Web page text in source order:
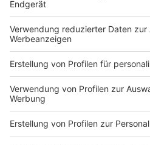
nachhaltige Konzepte, die
sinnvoll miteinander
Strandbad zu einem neuen
Region machen.
Anzeige